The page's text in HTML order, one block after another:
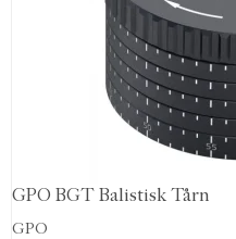
GPO BGT Balistisk Tårn
GPO